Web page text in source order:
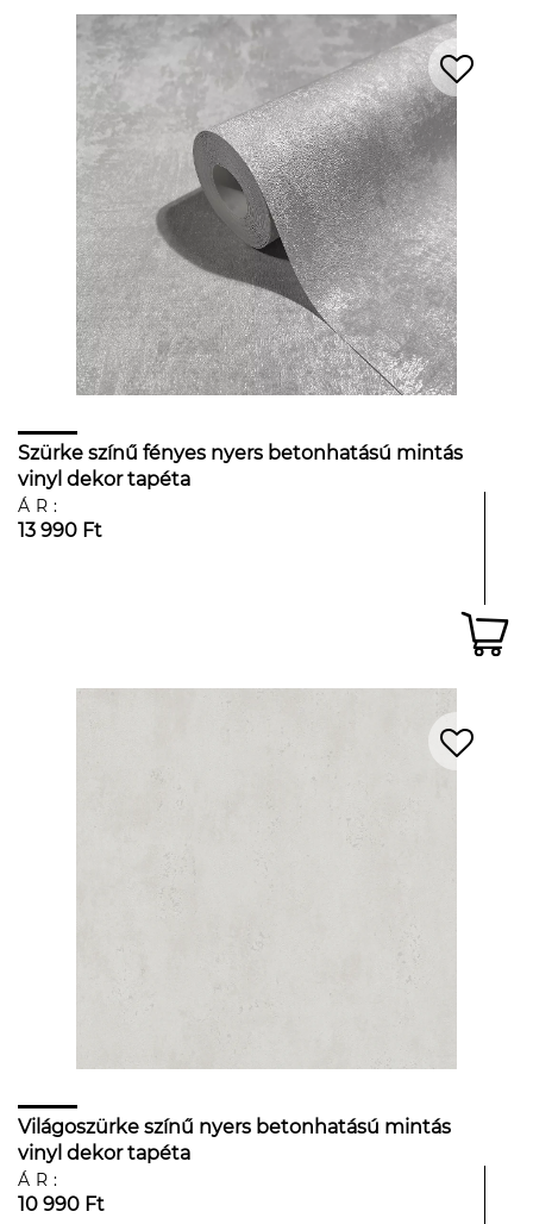
Szürke színű fényes nyers betonhatású mintás
vinyl dekor tapéta
ÁR:
13 990 Ft
Világoszürke színű nyers betonhatású mintás
vinyl dekor tapéta
ÁR:
10 990 Ft